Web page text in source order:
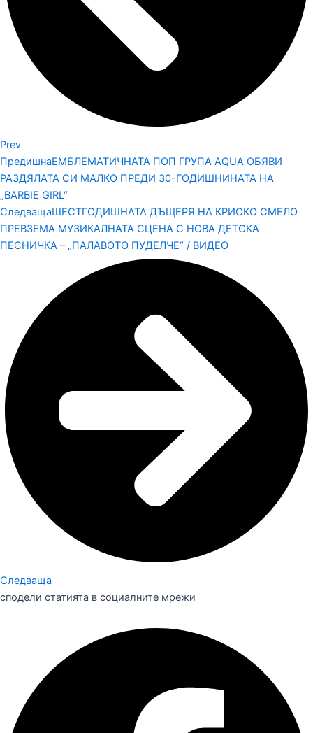
Prev
ПредишнаЕМБЛЕМАТИЧНАТА ПОП ГРУПА AQUA ОБЯВИ
РАЗДЯЛАТА СИ МАЛКО ПРЕДИ 30-ГОДИШНИНАТА НА
„BARBIE GIRL“
СледващаШЕСТГОДИШНАТА ДЪЩЕРЯ НА КРИСКО СМЕЛО
ПРЕВЗЕМА МУЗИКАЛНАТА СЦЕНА С НОВА ДЕТСКА
ПЕСНИЧКА – „ПАЛАВОТО ПУДЕЛЧЕ“ / ВИДЕО
Следваща
сподели статията в социалните мрежи